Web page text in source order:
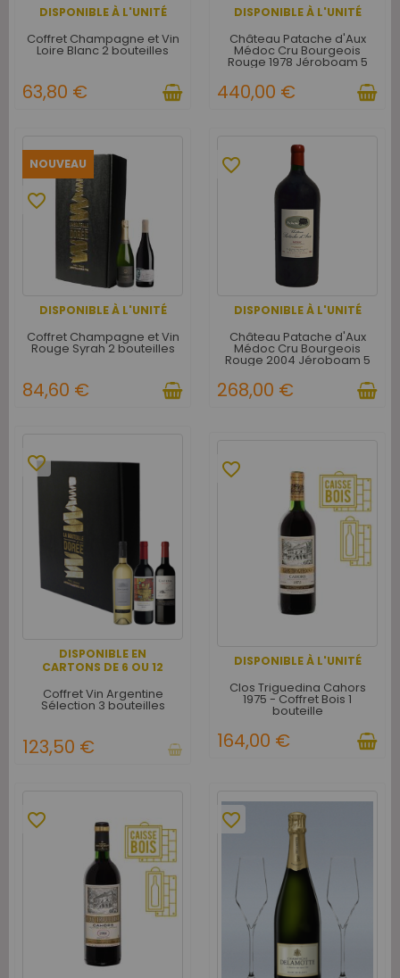
DISPONIBLE À L'UNITÉ
Coffret Champagne et Vin
Loire Blanc 2 bouteilles
63,80 €
DISPONIBLE À L'UNITÉ
Château Patache d'Aux
Médoc Cru Bourgeois
Rouge 1978 Jéroboam 5
litres - Caisse Bois d'origine
d'1 Jéroboam
440,00 €
NOUVEAU
DISPONIBLE À L'UNITÉ
favorite_border
Coffret Champagne et Vin
Rouge Syrah 2 bouteilles
84,60 €
DISPONIBLE À L'UNITÉ
favorite_border
Château Patache d'Aux
Médoc Cru Bourgeois
Rouge 2004 Jéroboam 5
litres - Caisse Bois d'origine
d'1 Jéroboam
268,00 €
DISPONIBLE EN
CARTONS DE 6 OU 12
favorite_border
Coffret Vin Argentine
Sélection 3 bouteilles
123,50 €
DISPONIBLE À L'UNITÉ
favorite_border
Clos Triguedina Cahors
1975 - Coffret Bois 1
bouteille
164,00 €
favorite_border favorite_border